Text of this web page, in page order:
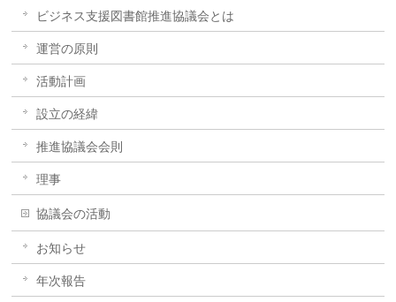
ビジネス支援図書館推進協議会とは
運営の原則
活動計画
設立の経緯
推進協議会会則
理事
協議会の活動
お知らせ
年次報告